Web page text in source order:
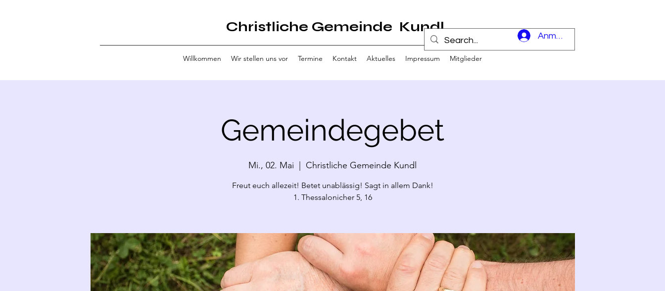
Christliche Gemeinde Kundl
Anmelden
Willkommen Wir stellen uns vor Termine Kontakt Aktuelles Impressum Mitglieder
Gemeindegebet
Mi., 02. Mai Christliche Gemeinde Kundl
Freut euch allezeit! Betet unablässig! Sagt in allem Dank!
1. Thessalonicher 5, 16